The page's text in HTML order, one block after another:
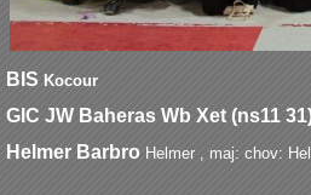
BIS Kocour
GIC JW Baheras Wb Xet (ns11
Helmer Barbro Helmer , maj: chov: